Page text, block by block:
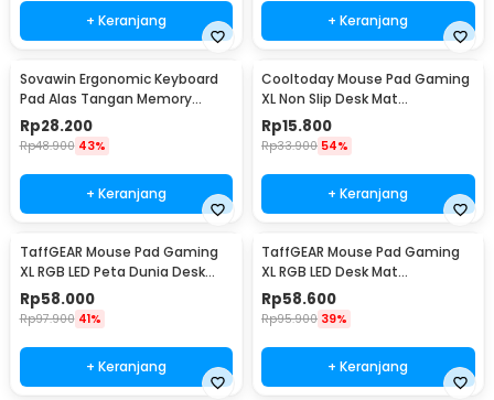
+ Keranjang + Keranjang
Sovawin Ergonomic Keyboard
Pad Alas Tangan Memory
Foam - SH-023
Rp28.200
Rp48.900 43%
+ Keranjang
Cooltoday Mouse Pad Gaming
XL Non Slip Desk Mat
800x300x2mm - LN001
Rp15.800
Rp33.900 54%
+ Keranjang
TaffGEAR Mouse Pad Gaming
XL RGB LED Peta Dunia Desk
Mat 300x700x4mm - GMS-
WT-5
Rp58.000
Rp97.900 41%
+ Keranjang
TaffGEAR Mouse Pad Gaming
XL RGB LED Desk Mat
900x300x4mm 300x900x4mm
- RGB-01
Rp58.600
Rp95.900 39%
+ Keranjang